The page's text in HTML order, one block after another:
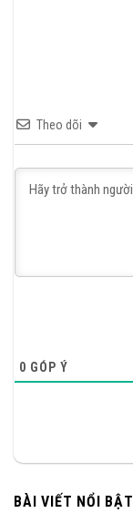
Theo dõi
0 GÓP Ý
BÀI VIẾT NỔI BẬT